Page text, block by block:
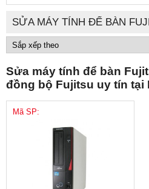
SỬA MÁY TÍNH ĐỂ BÀN
Sửa máy tính để bàn
đồng bộ Fujitsu uy tín tại
Mã SP: